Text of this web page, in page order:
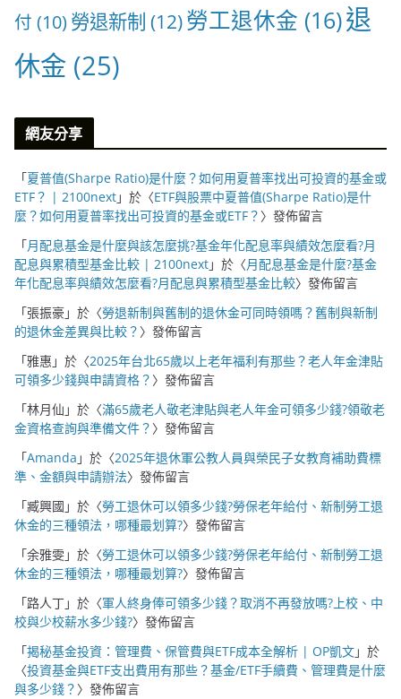
付 (10) 勞退新制 (12)勞工退休金 (16)退
休金 (25)
網友分享
「夏普值(Sharpe Ratio)是什麼？如何用夏普率找出可投資的基金或
ETF？ | 2100next」於〈ETF與股票中夏普值(Sharpe Ratio)是什
麼？如何用夏普率找出可投資的基金或ETF？ 〉發佈留言
「月配息基金是什麼與該怎麼挑?基金年化配息率與績效怎麼看?月
配息與累積型基金比較 | 2100next」於〈月配息基金是什麼?基金
年化配息率與績效怎麼看?月配息與累積型基金比較〉發佈留言
「張振豪」於〈勞退新制與舊制的退休金可同時領嗎？舊制與新制
的退休金差異與比較？ 〉發佈留言
「雅惠 」於〈2025年台北65歲以上老年福利有那些？老人年金津貼
可領多少錢與申請資格？ 〉發佈留言
「林月仙 」於〈滿65歲老人敬老津貼與老人年金可領多少錢?領敬老
金資格查詢與準備文件？ 〉發佈留言
「Amanda 」於〈2025年退休軍公教人員與榮民子女教育補助費標
準、金額與申請辦法〉發佈留言
「臧興國 」於〈勞工退休可以領多少錢?勞保老年給付、新制勞工退
休金的三種領法，哪種最划算?〉發佈留言
「余雅雯」於〈勞工退休可以領多少錢?勞保老年給付、新制勞工退
休金的三種領法，哪種最划算?〉發佈留言
「路人丁」於〈軍人終身俸可領多少錢？取消不再發放嗎?上校、中
校與少校薪水多少錢?〉發佈留言
「揭秘基金投資：管理費、保管費與ETF成本全解析 | OP凱文」於
〈投資基金與ETF支出費用有那些？基金/ETF手續費、管理費是什麼
與多少錢？ 〉發佈留言